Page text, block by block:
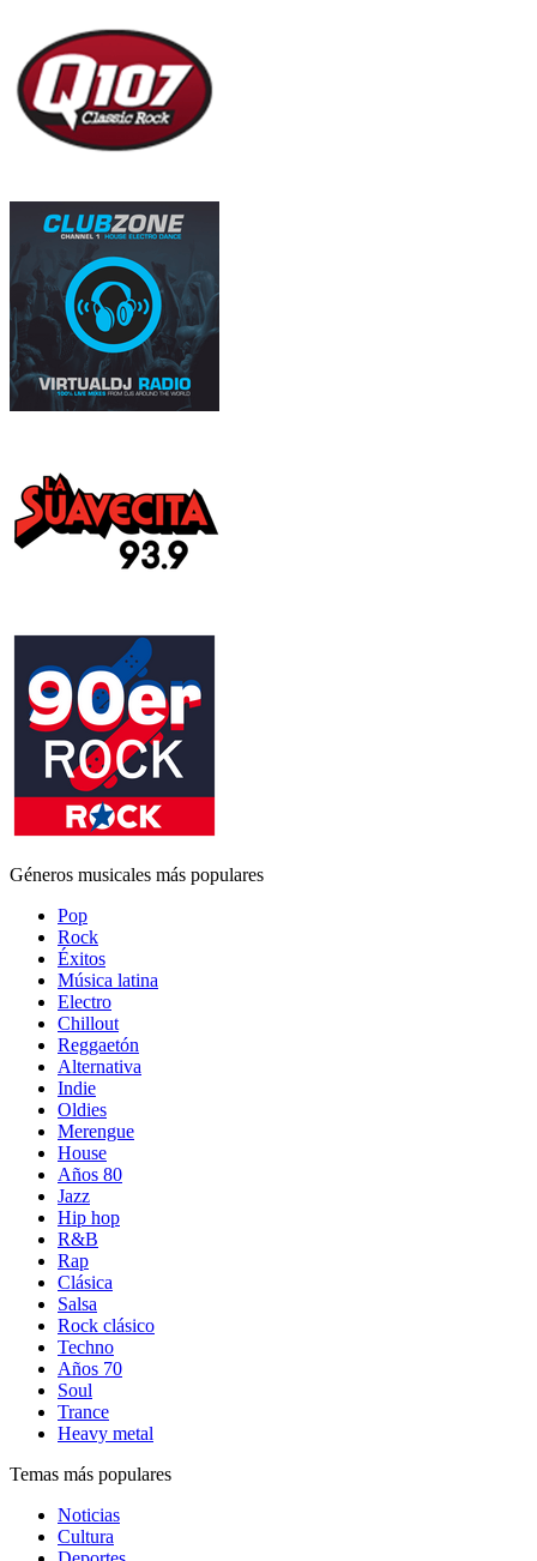
Géneros musicales más populares
Pop
Rock
Éxitos
Música latina
Electro
Chillout
Reggaetón
Alternativa
Indie
Oldies
Merengue
House
Años 80
Jazz
Hip hop
R&B
Rap
Clásica
Salsa
Rock clásico
Techno
Años 70
Soul
Trance
Heavy metal
Temas más populares
Noticias
Cultura